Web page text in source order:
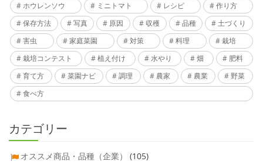
ホウレンソウ
ミニトマト レシピ
作り方
保存方法
写真 原因 収穫 品種
土づくり
害虫
家庭菜園 対策 料理
栽培
栽培コンテスト
植え付け 水やり 畑
肥料
育て方
菜園ナビ 調理 農家 農業
野菜
食べ方
カテゴリー
オススメ商品・品種（企業）
(105)